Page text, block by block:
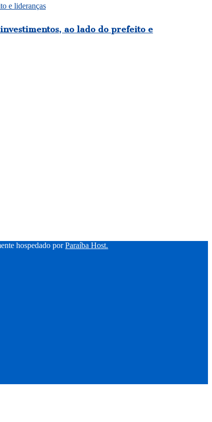
e lideranças
ao lado do prefeito e
hospedado porParaíba Host.